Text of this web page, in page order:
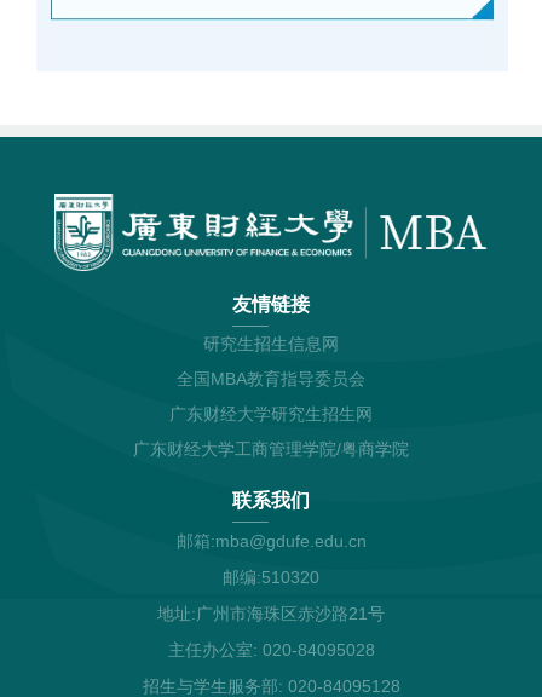
友情链接
研究生招生信息网
全国MBA教育指导委员会
广东财经大学研究生招生网
广东财经大学工商管理学院/粤商学院
联系我们
邮箱:mba@gdufe.edu.cn
邮编:510320
地址:广州市海珠区赤沙路21号
主任办公室: 020-84095028
招生与学生服务部: 020-84095128